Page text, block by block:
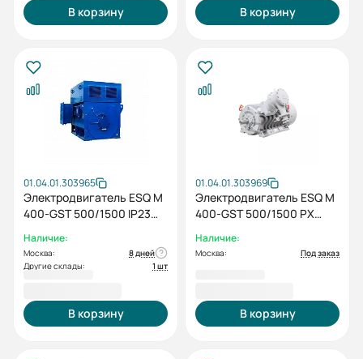
В корзину В корзину
01.04.01.303965
Электродвигатель ESQ M
400-GST 500/1500 IP23
Наличие:
Москва:
8 дней
Другие склады:
1 шт
В корзину
01.04.01.303969
Электродвигатель ESQ M
400-GST 500/1500 PX
Наличие:
Москва: Под заказ
В корзину